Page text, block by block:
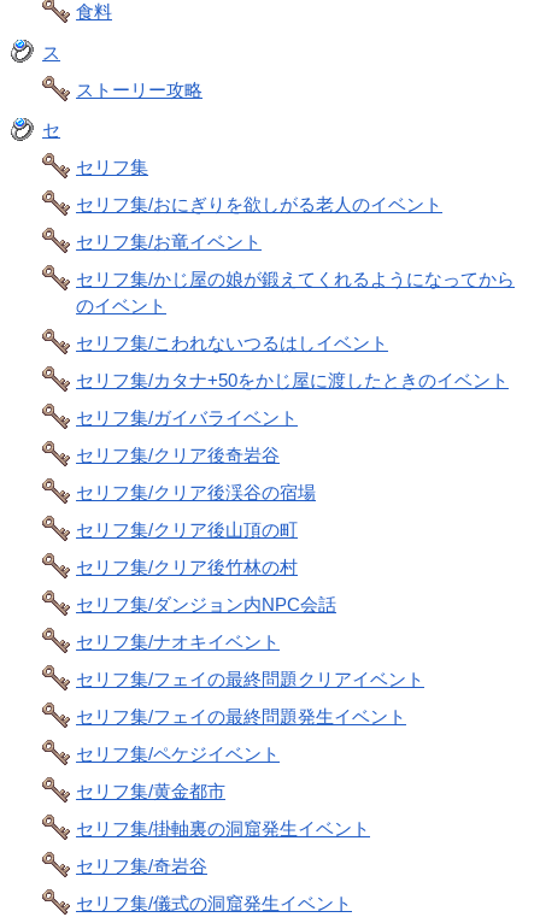
食料
ス
ストーリー攻略
セ
セリフ集
セリフ集/おにぎりを欲しがる老人のイベント
セリフ集/お竜イベント
セリフ集/かじ屋の娘が鍛えてくれるようになってから
のイベント
セリフ集/こわれないつるはしイベント
セリフ集/カタナ+50をかじ屋に渡したときのイベント
セリフ集/ガイバライベント
セリフ集/クリア後奇岩谷
セリフ集/クリア後渓谷の宿場
セリフ集/クリア後山頂の町
セリフ集/クリア後竹林の村
セリフ集/ダンジョン内NPC会話
セリフ集/ナオキイベント
セリフ集/フェイの最終問題クリアイベント
セリフ集/フェイの最終問題発生イベント
セリフ集/ペケジイベント
セリフ集/黄金都市
セリフ集/掛軸裏の洞窟発生イベント
セリフ集/奇岩谷
セリフ集/儀式の洞窟発生イベント